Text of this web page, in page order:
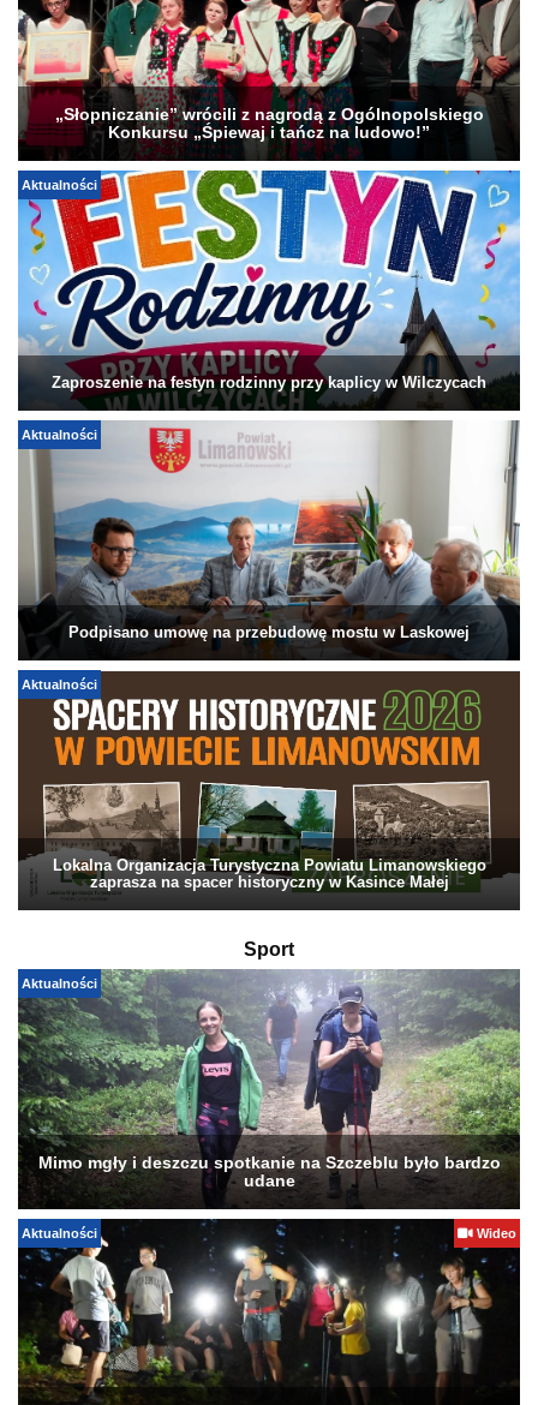
„Słopniczanie” wrócili z nagrodą z Ogólnopolskiego
Konkursu „Śpiewaj i tańcz na ludowo!”
Aktualności
Zaproszenie na festyn rodzinny przy kaplicy w Wilczycach
Aktualności
Podpisano umowę na przebudowę mostu w Laskowej
Aktualności
Lokalna Organizacja Turystyczna Powiatu Limanowskiego
zaprasza na spacer historyczny w Kasince Małej
Sport
Aktualności
Mimo mgły i deszczu spotkanie na Szczeblu było bardzo
udane
Aktualności Wideo